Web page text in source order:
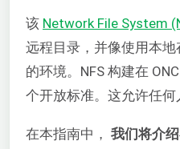
该 Network File System
远程目录，并像使用本
的环境。NFS 构建在
个开放标准。这允许任何
在本指南中， 我们将介